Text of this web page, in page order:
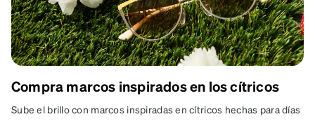
ESTALLIDO DE CÍTRICOS
Marcos inspirados en frutas en dulce,
Compra marcos inspirados en los cítricos
Sube el brillo con marcos inspiradas en cítricos hechas para días